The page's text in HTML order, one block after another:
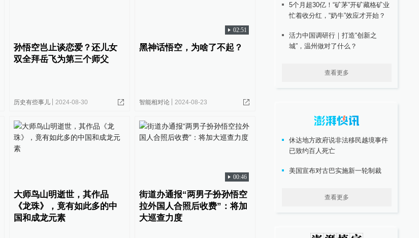
孙悟空岂止谈恋爱？还儿女
双全拜岳飞为第三个师父
历史有些事儿 2024-08-30
02:51
黑神话悟空，为啥了不起？
智能相对论 2024-08-23
大师鸟山明逝世，其作品
《龙珠》，竟有如此多的中
国和成龙元素
00:46
街道办通报“两男子扮孙悟空
拉外国人合照后收费”：将加
大巡查力度
5个月超30亿！“矿茅”开矿藏格矿业
忙着收分红，“奶牛”效应才开始？
活力中国调研行｜打造“创新之
城”，温州做对了什么？
查看更多
休达地方政府说非法移民越境事件
已致约百人死亡
美国宣布对古巴实施新一轮制裁
查看更多